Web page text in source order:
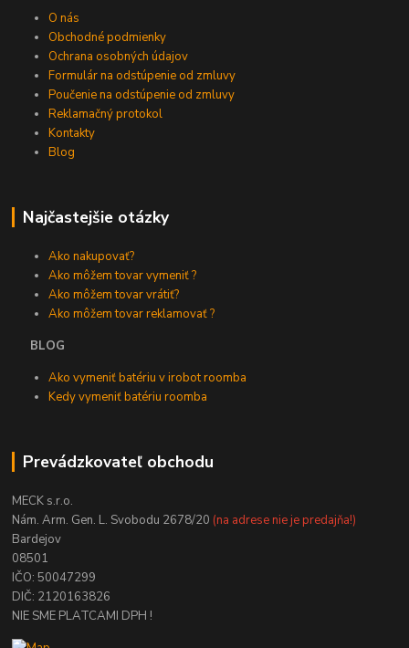
O nás
Obchodné podmienky
Ochrana osobných údajov
Formulár na odstúpenie od zmluvy
Poučenie na odstúpenie od zmluvy
Reklamačný protokol
Kontakty
Blog
Najčastejšie otázky
Ako nakupovať?
Ako môžem tovar vymeniť ?
Ako môžem tovar vrátiť?
Ako môžem tovar reklamovať ?
BLOG
Ako vymeniť batériu v irobot roomba
Kedy vymeniť batériu roomba
Prevádzkovateľ obchodu
MECK s.r.o.
Nám. Arm. Gen. L. Svobodu 2678/20 (na adrese nie je predajňa!)
Bardejov
08501
IČO: 50047299
DIČ: 2120163826
NIE SME PLATCAMI DPH !